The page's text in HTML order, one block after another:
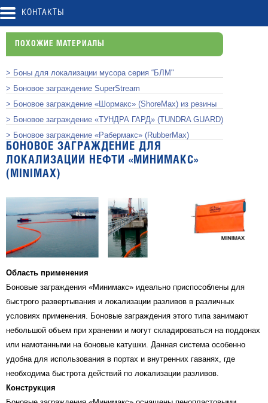
КОНТАКТЫ
ПОХОЖИЕ МАТЕРИАЛЫ
> Боны для локализации мусора серия “БЛМ"
> Боновое заграждение SuperStream
> Боновое заграждение «Шормакс» (ShoreMax) из резины
> Боновое заграждение «ТУНДРА ГАРД» (TUNDRA GUARD)
> Боновое заграждение «Рабермакс» (RubberMax)
БОНОВОЕ ЗАГРАЖДЕНИЕ ДЛЯ
ЛОКАЛИЗАЦИИ НЕФТИ «МИНИМАКС»
(MINIMAX)
Область применения
Боновые заграждения «Минимакс» идеально приспособлены для
быстрого развертывания и локализации разливов в различных
условиях применения. Боновые заграждения этого типа занимают
небольшой объем при хранении и могут складироваться на поддонах
или намотанными на боновые катушки. Данная система особенно
удобна для использования в портах и внутренних гаванях, где
необходима быстрота действий по локализации разливов.
Конструкция